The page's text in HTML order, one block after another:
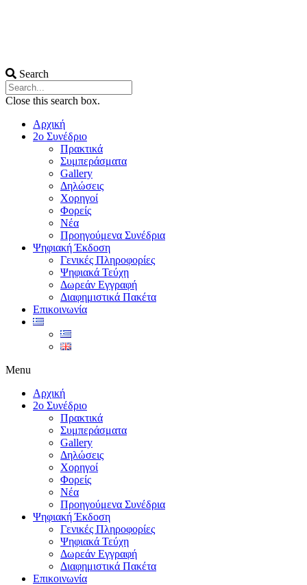
Search
Close this search box.
Αρχική
2ο Συνέδριο
Πρακτικά
Συμπεράσματα
Gallery
Δηλώσεις
Χορηγοί
Φορείς
Νέα
Προηγούμενα Συνέδρια
Ψηφιακή Έκδοση
Γενικές Πληροφορίες
Ψηφιακά Τεύχη
Δωρεάν Εγγραφή
Διαφημιστικά Πακέτα
Επικοινωνία
Menu
Αρχική
2ο Συνέδριο
Πρακτικά
Συμπεράσματα
Gallery
Δηλώσεις
Χορηγοί
Φορείς
Νέα
Προηγούμενα Συνέδρια
Ψηφιακή Έκδοση
Γενικές Πληροφορίες
Ψηφιακά Τεύχη
Δωρεάν Εγγραφή
Διαφημιστικά Πακέτα
Επικοινωνία